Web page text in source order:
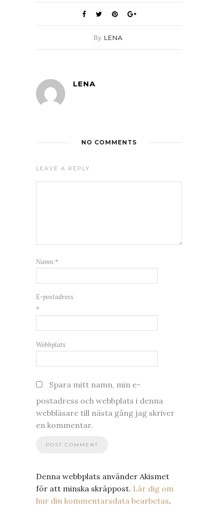
By LENA
LENA
NO COMMENTS
LEAVE A REPLY
Namn *
E-postadress
*
Webbplats
Spara mitt namn, min e-
postadress och webbplats i denna
webbläsare till nästa gång jag skriver
en kommentar.
Denna webbplats använder Akismet
för att minska skräppost. Lär dig om
hur din kommentarsdata bearbetas.